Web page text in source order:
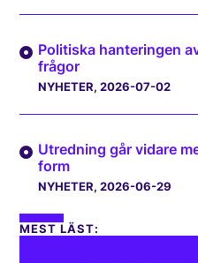
Politiska hanteringen
frågor
NYHETER, 2026-07-02
Utredning går vidare
form
NYHETER, 2026-06-29
MEST LÄST: